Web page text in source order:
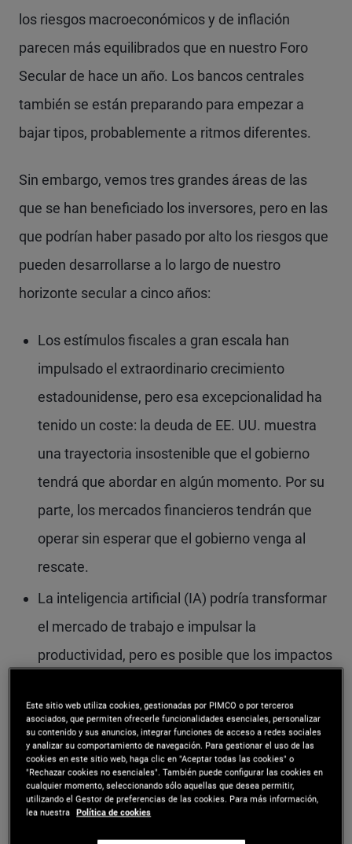
los riesgos macroeconómicos y de inflación
parecen más equilibrados que en nuestro Foro
Secular de hace un año. Los bancos centrales
también se están preparando para empezar a
bajar tipos, probablemente a ritmos diferentes.
Sin embargo, vemos tres grandes áreas de las
que se han beneficiado los inversores, pero en las
que podrían haber pasado por alto los riesgos que
pueden desarrollarse a lo largo de nuestro
horizonte secular a cinco años:
Los estímulos fiscales a gran escala han
impulsado el extraordinario crecimiento
estadounidense, pero esa excepcionalidad ha
tenido un coste: la deuda de EE. UU. muestra
una trayectoria insostenible que el gobierno
tendrá que abordar en algún momento. Por su
parte, los mercados financieros tendrán que
operar sin esperar que el gobierno venga al
rescate.
La inteligencia artificial (IA) podría transformar
el mercado de trabajo e impulsar la
productividad, pero es posible que los impactos
masivas inversiones de capital han disparado
las ganancias en el mercado bursátil, lo que
nos recuerda otros booms tecnológicos del
pasado.
Este sitio web utiliza cookies, gestionadas por PIMCO o por terceros
asociados, que permiten ofrecerle funcionalidades esenciales, personalizar
su contenido y sus anuncios, integrar funciones de acceso a redes sociales
y analizar su comportamiento de navegación. Para gestionar el uso de las
cookies en este sitio web, haga clic en "Aceptar todas las cookies" o
"Rechazar cookies no esenciales". También puede configurar las cookies en
cualquier momento, seleccionando sólo aquellas que desea permitir,
utilizando el Gestor de preferencias de las cookies. Para más información,
lea nuestra Política de cookies